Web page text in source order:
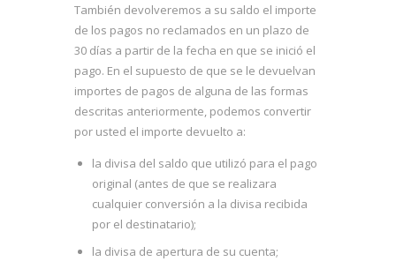
También devolveremos a su saldo el importe
de los pagos no reclamados en un plazo de
30 días a partir de la fecha en que se inició el
pago. En el supuesto de que se le devuelvan
importes de pagos de alguna de las formas
descritas anteriormente, podemos convertir
por usted el importe devuelto a:
la divisa del saldo que utilizó para el pago
original (antes de que se realizara
cualquier conversión a la divisa recibida
por el destinatario);
la divisa de apertura de su cuenta;